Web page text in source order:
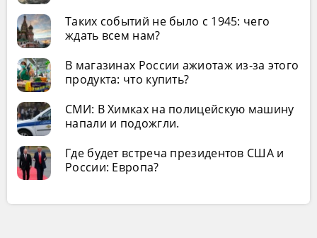
Таких событий не было с 1945: чего
ждать всем нам?
В магазинах России ажиотаж из-за этого
продукта: что купить?
СМИ: В Химках на полицейскую машину
напали и подожгли.
Где будет встреча президентов США и
России: Европа?